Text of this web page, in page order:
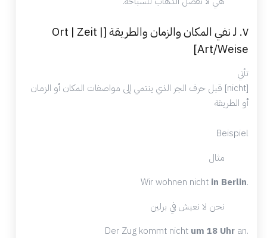
٧. لـ نفي المكان والزمان والطريقة [Ort | Zeit |
Art/Weise]
تأتي
[nicht] قبل حرف الجر الذي ينتمي إلى مواصفات المكان أو الزمان
أو الطريقة
Beispiel
مثال
Wir wohnen nicht in Berlin.
نحن لا نعيش في برلين
Der Zug kommt nicht um 18 Uhr an.